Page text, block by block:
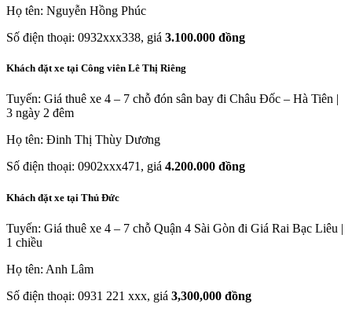
Họ tên: Nguyễn Hồng Phúc
Số điện thoại: 0932xxx338, giá 3.100.000 đồng
Khách đặt xe tại Công viên Lê Thị Riêng
Tuyến: Giá thuê xe 4 – 7 chỗ đón sân bay đi Châu Đốc – Hà Tiên |
3 ngày 2 đêm
Họ tên: Đinh Thị Thùy Dương
Số điện thoại: 0902xxx471, giá 4.200.000 đồng
Khách đặt xe tại Thủ Đức
Tuyến: Giá thuê xe 4 – 7 chỗ Quận 4 Sài Gòn đi Giá Rai Bạc Liêu |
1 chiều
Họ tên: Anh Lâm
Số điện thoại: 0931 221 xxx, giá 3,300,000 đồng